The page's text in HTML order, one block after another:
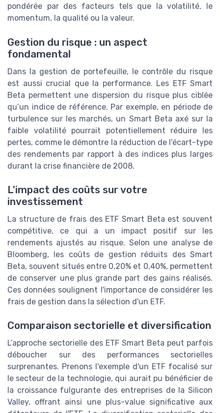
pondérée par des facteurs tels que la volatilité, le
momentum, la qualité ou la valeur.
Gestion du risque : un aspect
fondamental
Dans la gestion de portefeuille, le contrôle du risque
est aussi crucial que la performance. Les ETF Smart
Beta permettent une dispersion du risque plus ciblée
qu’un indice de référence. Par exemple, en période de
turbulence sur les marchés, un Smart Beta axé sur la
faible volatilité pourrait potentiellement réduire les
pertes, comme le démontre la réduction de l'écart-type
des rendements par rapport à des indices plus larges
durant la crise financière de 2008.
L'impact des coûts sur votre
investissement
La structure de frais des ETF Smart Beta est souvent
compétitive, ce qui a un impact positif sur les
rendements ajustés au risque. Selon une analyse de
Bloomberg, les coûts de gestion réduits des Smart
Beta, souvent situés entre 0,20% et 0,40%, permettent
de conserver une plus grande part des gains réalisés.
Ces données soulignent l'importance de considérer les
frais de gestion dans la sélection d'un ETF.
Comparaison sectorielle et diversification
L’approche sectorielle des ETF Smart Beta peut parfois
déboucher sur des performances sectorielles
surprenantes. Prenons l'exemple d'un ETF focalisé sur
le secteur de la technologie, qui aurait pu bénéficier de
la croissance fulgurante des entreprises de la Silicon
Valley, offrant ainsi une plus-value significative aux